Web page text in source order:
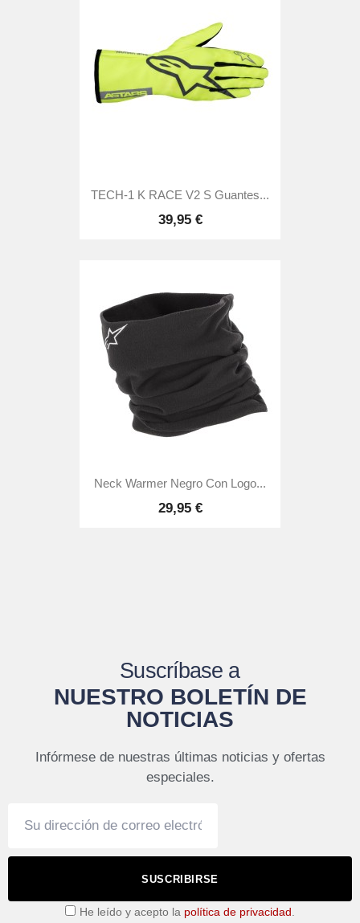
TECH-1 K RACE V2 S Guantes...
39,95 €
Neck Warmer Negro Con Logo...
29,95 €
Suscríbase a
NUESTRO BOLETÍN DE
NOTICIAS
Infórmese de nuestras últimas noticias y ofertas
especiales.
SUSCRIBIRSE
He leído y acepto la política de privacidad .